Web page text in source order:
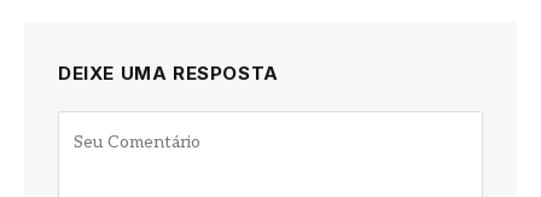
DEIXE UMA RESPOSTA